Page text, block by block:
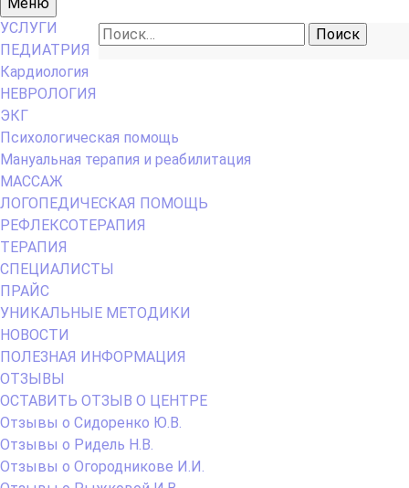
меню
Найти:
УСЛУГИ
ПЕДИАТРИЯ
Кардиология
НЕВРОЛОГИЯ
ЭКГ
Психологическая помощь
Мануальная терапия и реабилитация
МАССАЖ
ЛОГОПЕДИЧЕСКАЯ ПОМОЩЬ
РЕФЛЕКСОТЕРАПИЯ
ТЕРАПИЯ
СПЕЦИАЛИСТЫ
ПРАЙС
УНИКАЛЬНЫЕ МЕТОДИКИ
НОВОСТИ
ПОЛЕЗНАЯ ИНФОРМАЦИЯ
ОТЗЫВЫ
ОСТАВИТЬ ОТЗЫВ О ЦЕНТРЕ
Отзывы о Сидоренко Ю.В.
Отзывы о Ридель Н.В.
Отзывы о Огородникове И.И.